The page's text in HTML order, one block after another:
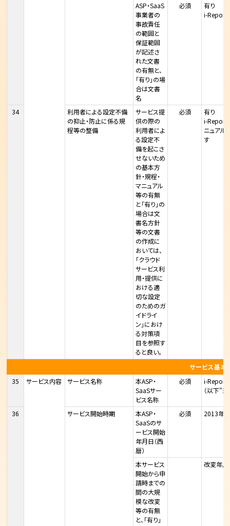
ASP・SaaS
事業者の
事故責任
の範囲と
保証範囲
が記述さ
れた文書
の有無と、
「有り」の場
合は文書
名
必須
有り
i-
34
利用者による設定不備
の抑止・防止に係る規
程等の整備
サービス提
供の際の
利用者によ
る設定不
備を起こさ
せないため
の基本方
針・規程・
マニュアル
等の有無
と「有り」の
場合は文
書名方針
等の文書
の作成に
おいては、
「クラウド
サービス利
用・提供に
おける適
切な設定
のためのガ
イドライ
ン」におけ
る対策項
目を参照す
ると良い。
必須
有り
i-
ニュアル
す
サービス基本
35
サービス内容 サービス名称
本ASP・
SaaSサー
ビス名称
必須
i-
（以下”
36 サービス開始時期
本ASP・
SaaSのサ
ービス開始
年月日（西
暦）
必須 2013年
本サービス
開始から申
請時までの
間の大規
模な改変
等の有無
と、「有り」
改変年月